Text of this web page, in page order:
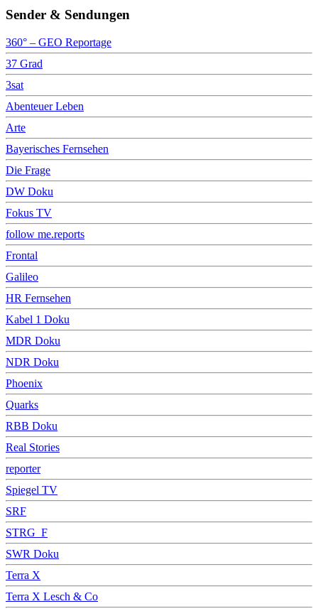
Sender & Sendungen
360° – GEO Reportage
37 Grad
3sat
Abenteuer Leben
Arte
Bayerisches Fernsehen
Die Frage
DW Doku
Fokus TV
follow me.reports
Frontal
Galileo
HR Fernsehen
Kabel 1 Doku
MDR Doku
NDR Doku
Phoenix
Quarks
RBB Doku
Real Stories
reporter
Spiegel TV
SRF
STRG_F
SWR Doku
Terra X
Terra X Lesch & Co